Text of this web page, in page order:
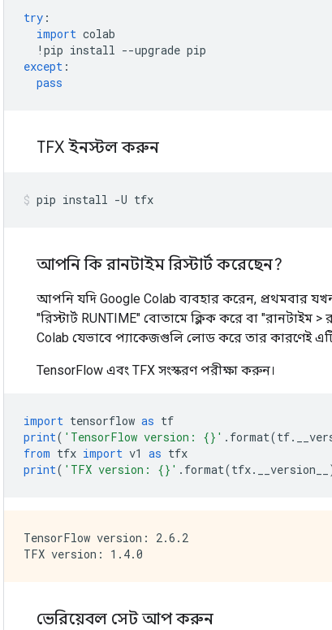
try :
import colab
! pip install --upgrade pip
except :
pass
TFX ইনস্টল করুন
pip install -U tfx
আপনি কি রানটাইম রিস্টার্ট করেছেন?
আপনি যদি Google Colab ব্যবহার করেন, প্রথমবার
"রিস্টার্ট RUNTIME" বোতামে ক্লিক করে বা "রানটাইম >
Colab যেভাবে প্যাকেজগুলি লোড করে তার কারণেই
TensorFlow এবং TFX সংস্করণ পরীক্ষা করুন।
import tensorflow as tf
print( 'TensorFlow version: {}' . format(tf.
from tfx import v1 as tfx
print( 'TFX version: {}' . format(tfx. __version__
TensorFlow version: 2.6.2
ভেরিয়েবল সেট আপ করুন